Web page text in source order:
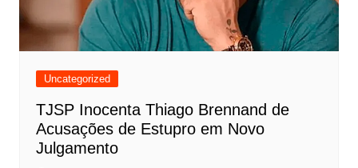
Uncategorized
TJSP Inocenta Thiago Brennand de
Acusações de Estupro em Novo
Julgamento